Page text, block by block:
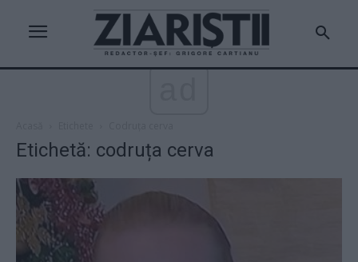
Etichetă: codruța cerva